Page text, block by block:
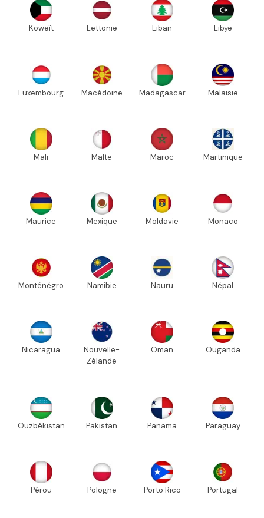
Koweït Lettonie Liban Libye
Luxembourg Macédoine Madagascar Malaisie
Mali Malte Maroc Martinique
Maurice Mexique Moldavie Monaco
Monténégro Namibie Nauru Népal
Nicaragua
Nouvelle-
Zélande
Oman Ouganda
Ouzbékistan Pakistan Panama Paraguay
Pérou Pologne Porto Rico Portugal